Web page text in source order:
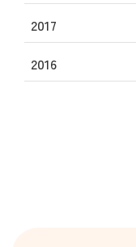
2017
2016